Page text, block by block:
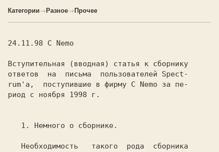
Категории→Разное→Прочее
24.11.98 C Nemo
Вступительная (вводная) статья к сборнику
ответов  на  письма  пользователей Spect-
rum'a,  поступившие в фирму C Nemo за пе-
риод с ноября 1998 г.